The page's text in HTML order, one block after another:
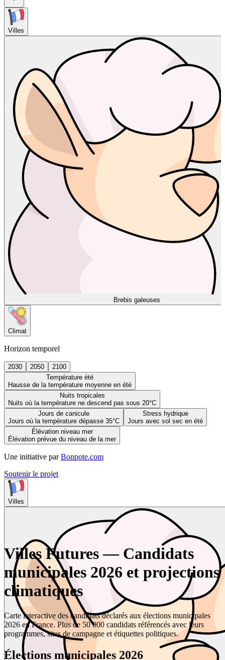
Villes
Brebis galeuses
Climat
Horizon temporel
2030 2050
2100
Température été
Hausse de la température moyenne en été
Nuits tropicales
Nuits où la température ne descend pas sous 20°C
Jours de canicule
Jours où la température dépasse 35°C
Stress hydrique
Jours avec sol sec en été
Élévation niveau mer
Élévation prévue du niveau de la mer
Une initiative par Bonpote.com
Soutenir le projet
Villes
Villes Futures — Candidats
municipales 2026 et projections
climatiques
Carte interactive des candidats déclarés aux élections municipales
2026 en France. Plus de 50 000 candidats référencés avec leurs
programmes, sites de campagne et étiquettes politiques.
Élections municipales 2026